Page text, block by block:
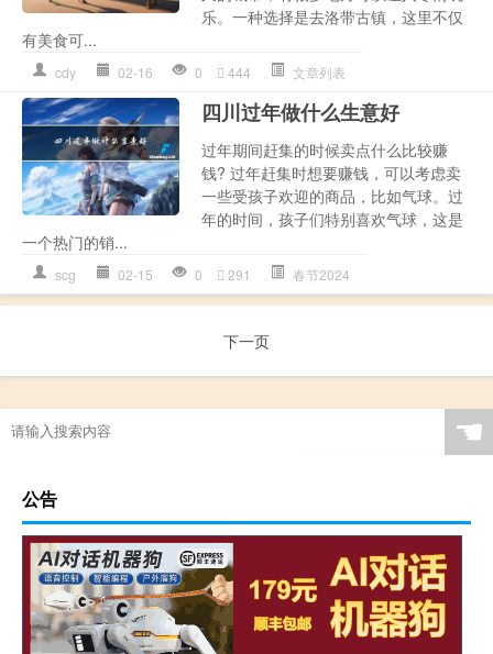
乐。一种选择是去洛带古镇，这里不仅
有美食可...
cdy 02-16 0 444 文章列表
四川过年做什么生意好
过年期间赶集的时候卖点什么比较赚
钱? 过年赶集时想要赚钱，可以考虑卖
一些受孩子欢迎的商品，比如气球。过
年的时间，孩子们特别喜欢气球，这是
一个热门的销...
scg 02-15 0 291 春节2024
下一页
☚
公告